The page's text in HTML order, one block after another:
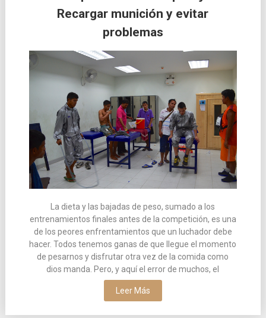
Recargar munición y evitar
problemas
La dieta y las bajadas de peso, sumado a los
entrenamientos finales antes de la competición, es una
de los peores enfrentamientos que un luchador debe
hacer. Todos tenemos ganas de que llegue el momento
de pesarnos y disfrutar otra vez de la comida como
dios manda. Pero, y aquí el error de muchos, el
Leer Más